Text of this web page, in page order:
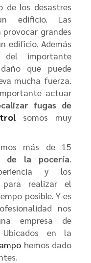
de los desastres
edificio. Las
grandes
edificio. Además
del importante
que puede
mucha fuerza.
actuar
fugas de
somos muy
más de 15
de la pocería.
y los
para realizar el
posible. Y es
nos
empresa de
en la
hemos dado